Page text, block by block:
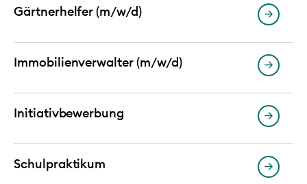
Gärtnerhelfer (m/w/d)
Immobilienverwalter (m/w/d)
Initiativbewerbung
Schulpraktikum